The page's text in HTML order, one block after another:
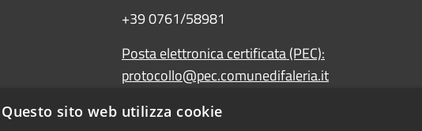
+39 0761/58981
Posta elettronica certificata (PEC):
protocollo@pec.comunedifaleria.it
Amministrazione trasparente
Questo sito web utilizza cookie